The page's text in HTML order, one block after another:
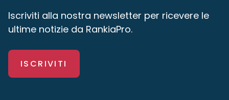
Iscriviti alla nostra newsletter per ricevere le
ultime notizie da RankiaPro.
ISCRIVITI